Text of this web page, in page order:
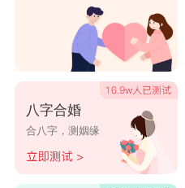
逃离
星星 微
想伱 玖
八字合婚
合八字，测姻缘